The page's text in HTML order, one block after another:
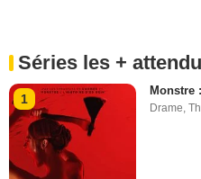
Séries les +
1
Monstre
Drame,